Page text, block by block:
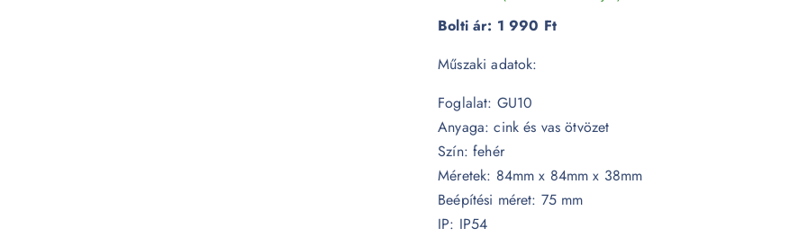
Bolti ár: 1 990 Ft
Műszaki adatok:
Foglalat: GU10
Anyaga: cink és vas ötvözet
Szín: fehér
Méretek: 84mm x 84mm x 38mm
Beépítési méret: 75 mm
IP: IP54